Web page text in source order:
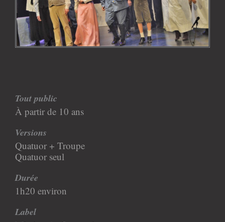
Tout public
À partir de 10 ans
Versions
Quatuor + Troupe
Quatuor seul
Durée
1h20 environ
Label